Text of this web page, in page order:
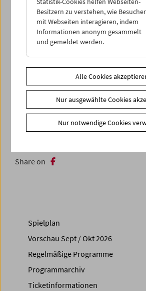
dem Performativen.
Die Kamera wird als natürliche
physischen Eigenschaften betrachtet:
Eine gemeinsame Veranstaltung mit
an Brigitta Burger-Utzer
Zusätzliche Materialien
Share on
Spielplan
Vorschau Sept / Okt 2026
Regelmäßige Programme
Programmarchiv
Ticketinformationen
Besitzern zu verstehen, wie Besucher
mit Webseiten interagieren, indem
Informationen anonym gesammelt
und gemeldet werden.
Alle Cookies
Nur ausgewählte Cookies
Nur notwendige Cookies